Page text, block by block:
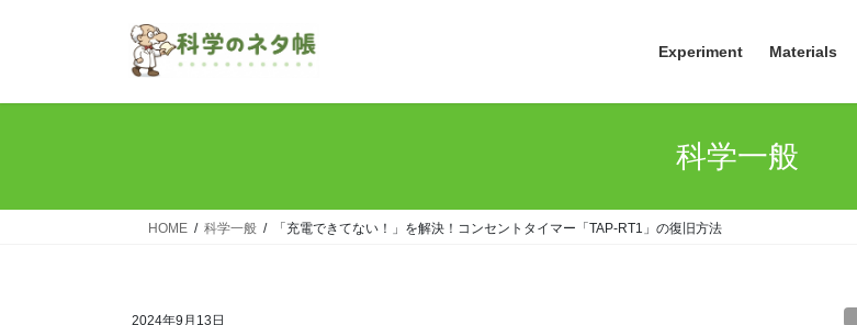
Experiment Materials
科学一般
HOME 科学一般 「充電できてない！」を解決！コンセントタイマー「TAP-RT1」の復旧方法
2024年9月13日